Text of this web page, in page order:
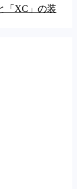
「XC」の装